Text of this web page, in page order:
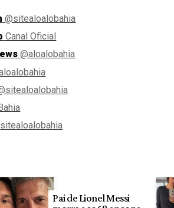
@sitealoalobahia
Canal Oficial
@aloalobahia
sitealoalobahia
Pai de Lionel Messi